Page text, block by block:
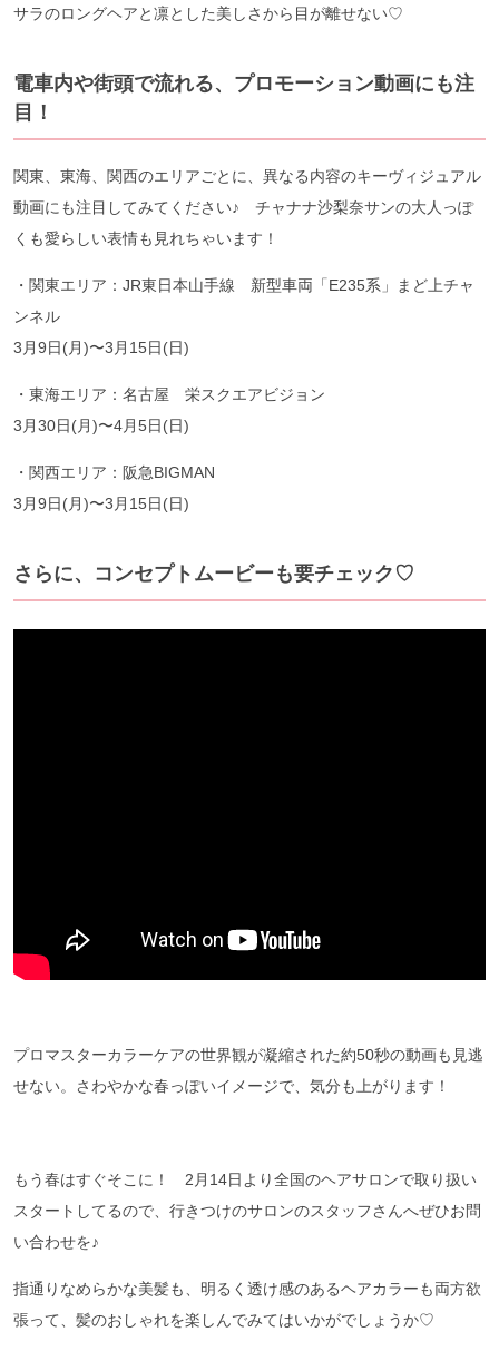
サラのロングヘアと凛とした美しさから目が離せない♡
電車内や街頭で流れる、プロモーション動画にも注
目！
関東、東海、関西のエリアごとに、異なる内容のキーヴィジュアル
動画にも注目してみてください♪ チャナナ沙梨奈サンの大人っぽ
くも愛らしい表情も見れちゃいます！
・関東エリア：JR東日本山手線 新型車両「E235系」まど上チャ
ンネル
3月9日(月)〜3月15日(日)
・東海エリア：名古屋 栄スクエアビジョン
3月30日(月)〜4月5日(日)
・関西エリア：阪急BIGMAN
3月9日(月)〜3月15日(日)
さらに、コンセプトムービーも要チェック♡
プロマスターカラーケアの世界観が凝縮された約50秒の動画も見逃
せない。さわやかな春っぽいイメージで、気分も上がります！
もう春はすぐそこに！ 2月14日より全国のヘアサロンで取り扱い
スタートしてるので、行きつけのサロンのスタッフさんへぜひお問
い合わせを♪
指通りなめらかな美髪も、明るく透け感のあるヘアカラーも両方欲
張って、髪のおしゃれを楽しんでみてはいかがでしょうか♡